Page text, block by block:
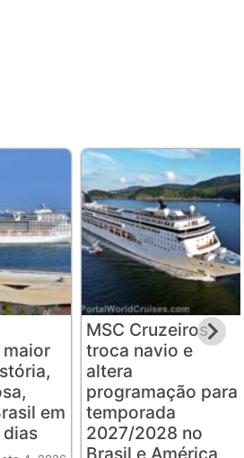
maior
em
dias
MSC Cruzeiros
troca navio e
altera
programação para
temporada
2027/2028 no
Brasil e América